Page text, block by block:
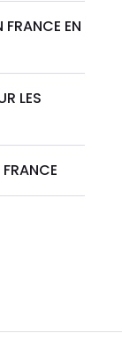
EN
LES